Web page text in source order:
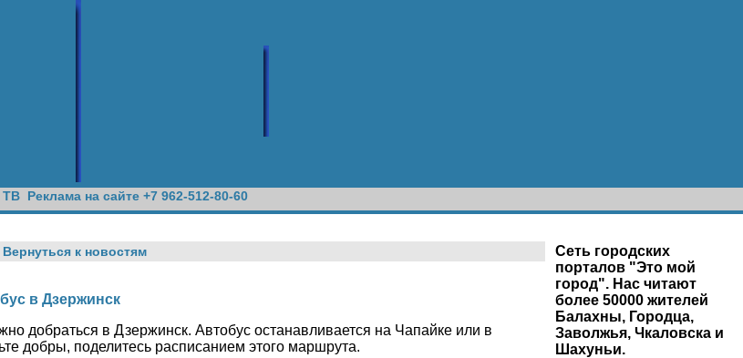
ТВ Реклама на сайте +7 962-512-80-60
Вернуться к новостям
в Дзержинск
добраться в Дзержинск. Автобус останавливается на Чапайке или в
добры, поделитесь расписанием этого маршрута.
Сеть городских
порталов "Это мой
город". Нас читают
более 50000 жителей
Балахны, Городца,
Заволжья, Чкаловска и
Шахуньи.